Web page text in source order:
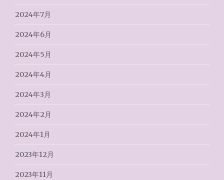
2024年7月
2024年6月
2024年5月
2024年4月
2024年3月
2024年2月
2024年1月
2023年12月
2023年11月